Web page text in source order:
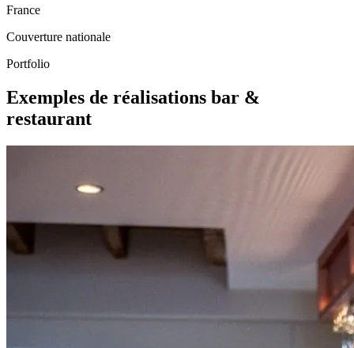
France
Couverture nationale
Portfolio
Exemples de réalisations bar &
restaurant